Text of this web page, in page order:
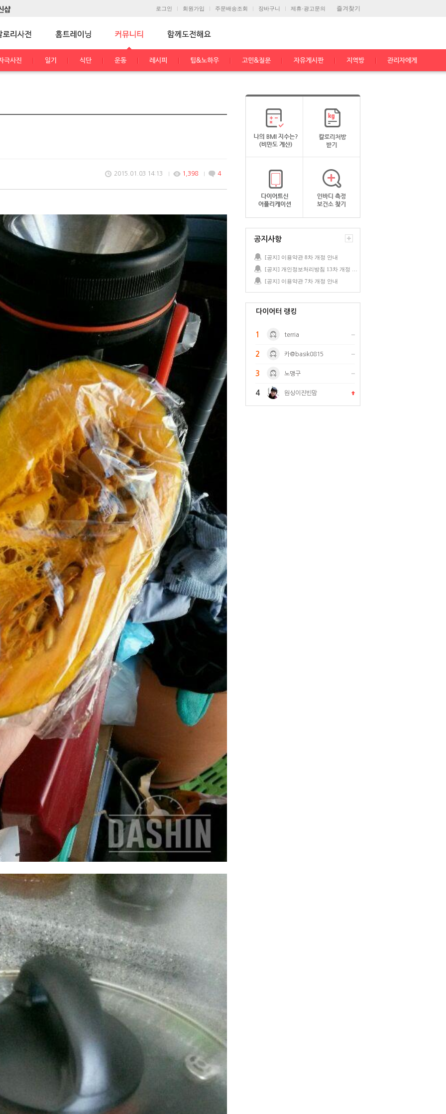
즐겨찾기
로그인 회원가입 주문배송조회 장바구니 제휴·광고문의
극사진 일기 식단 운동 레시피 팁&노하우 고민&질문 자유게시판 지역방 관리자에게
2015.01.03 14:13 1,398 4
공지사항
[공지] 이용약관 8차 개정 안내
[공지] 이용약관 7차 개정 안내
다이어터 랭킹
1 terria
2 카@basik0815
3 노맹구
4 원싱이진빈맘